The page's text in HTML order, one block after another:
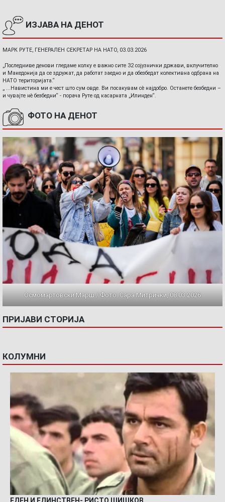
ИЗЈАВА НА ДЕНОТ
МАРК РУТЕ, ГЕНЕРАЛЕН СЕКРЕТАР НА НАТО, 03.03.2026
„Последниве денови гледаме колку е важно сите 32 сојузнички држави, вклучително
и Македонија да се здружат, да работат заедно и да обезбедат колективна одбрана на
НАТО територијата.“
„ ...Навистина ми е чест што сум овде. Ви посакувам сè најдобро. Останете безбедни –
и чувајте нè безбедни“ - порача Руте од касарната „Илинден“.
ФОТО НА ДЕНОТ
Осмомартовски Марш / Фото: Сара Митрички, 08.03.2026
ПРИЈАВИ СТОРИЈА
КОЛУМНИ
ЕДЕН И ЕДИНСТВЕН- РИСТО ШИШКОВ